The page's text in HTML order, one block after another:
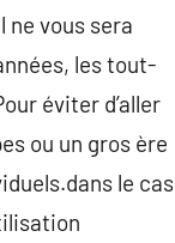
vous sera
les tout-
éviter d’aller
ou un gros ère
le cas